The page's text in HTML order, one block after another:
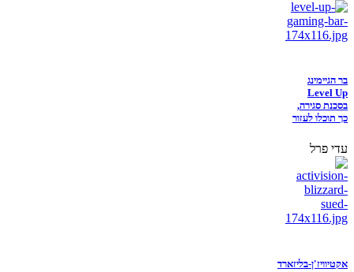
בר הגיימינג
Level Up
בסכנת סגירה,
כך תוכלו לעזור
עדי פרל
אקטיוויז'ן-בליזארד